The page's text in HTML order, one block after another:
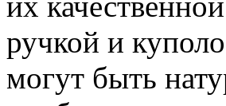
ручкой и
могут быть